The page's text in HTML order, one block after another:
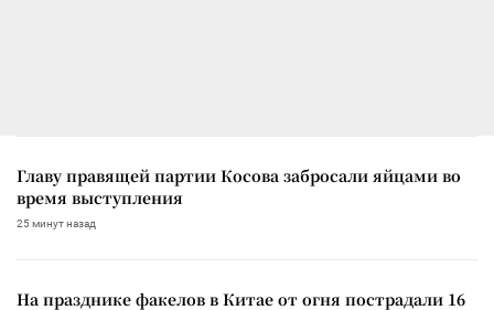
Главу правящей партии Косова забросали яйцами во
время выступления
25 минут назад
На празднике факелов в Китае от огня пострадали 16